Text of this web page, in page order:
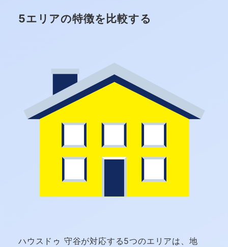
5エリアの特徴を比較する
ハウスドゥ 守谷が対応する5つのエリアは、地